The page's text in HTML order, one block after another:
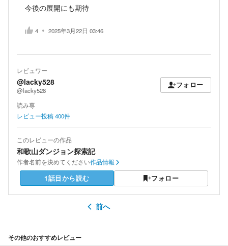
今後の展開にも期待
4 2025年3月22日 03:46
レビュワー
@lacky528
@lacky528
フォロー
読み専
レビュー投稿400件
このレビューの作品
和歌山ダンジョン探索記
作者名前を決めてください作品情報
1話目から読む フォロー
前へ
その他のおすすめレビュー